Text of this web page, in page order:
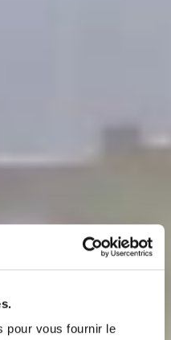
pour vous fournir le